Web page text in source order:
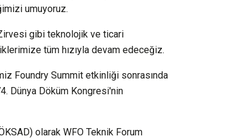
umuyoruz.
gibi teknolojik ve ticari
tüm hızıyla devam edeceğiz.
Foundry Summit etkinliği sonrasında
Dünya Döküm Kongresi'nin
olarak WFO Teknik Forum